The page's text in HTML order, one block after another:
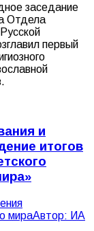
заседание
Отдела
первый
и
итогов
мираАвтор: ИА